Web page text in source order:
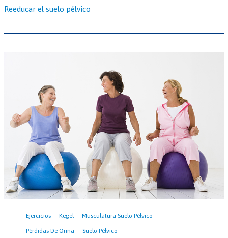
Reeducar el suelo pélvico
Ejercicios Kegel Musculatura Suelo Pélvico
Pérdidas De Orina Suelo Pélvico